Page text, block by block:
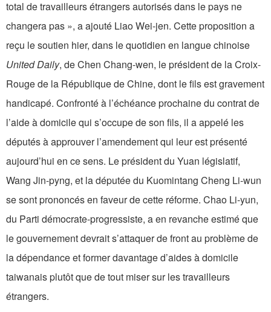
total de travailleurs étrangers autorisés dans le pays ne
changera pas », a ajouté Liao Wei-jen. Cette proposition a
reçu le soutien hier, dans le quotidien en langue chinoise
United Daily, de Chen Chang-wen, le président de la Croix-
Rouge de la République de Chine, dont le fils est gravement
handicapé. Confronté à l’échéance prochaine du contrat de
l’aide à domicile qui s’occupe de son fils, il a appelé les
députés à approuver l’amendement qui leur est présenté
aujourd’hui en ce sens. Le président du Yuan législatif,
Wang Jin-pyng, et la députée du Kuomintang Cheng Li-wun
se sont prononcés en faveur de cette réforme. Chao Li-yun,
du Parti démocrate-progressiste, a en revanche estimé que
le gouvernement devrait s’attaquer de front au problème de
la dépendance et former davantage d’aides à domicile
taiwanais plutôt que de tout miser sur les travailleurs
étrangers.